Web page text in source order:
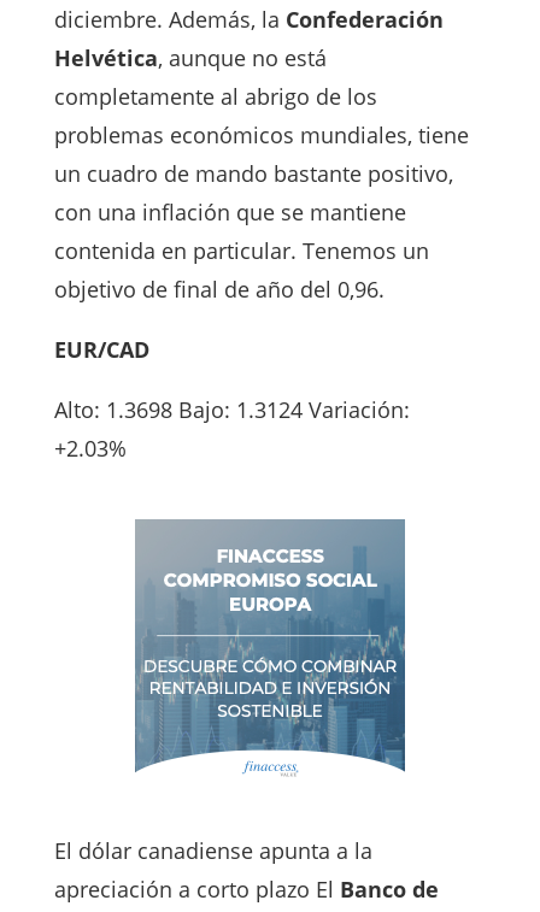
diciembre. Además, la Confederación
Helvética, aunque no está
completamente al abrigo de los
problemas económicos mundiales, tiene
un cuadro de mando bastante positivo,
con una inflación que se mantiene
contenida en particular. Tenemos un
objetivo de final de año del 0,96.
EUR/CAD
Alto: 1.3698 Bajo: 1.3124 Variación:
+2.03%
El dólar canadiense apunta a la
apreciación a corto plazo El Banco de